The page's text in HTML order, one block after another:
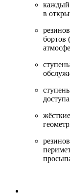
каждый
в
бортов